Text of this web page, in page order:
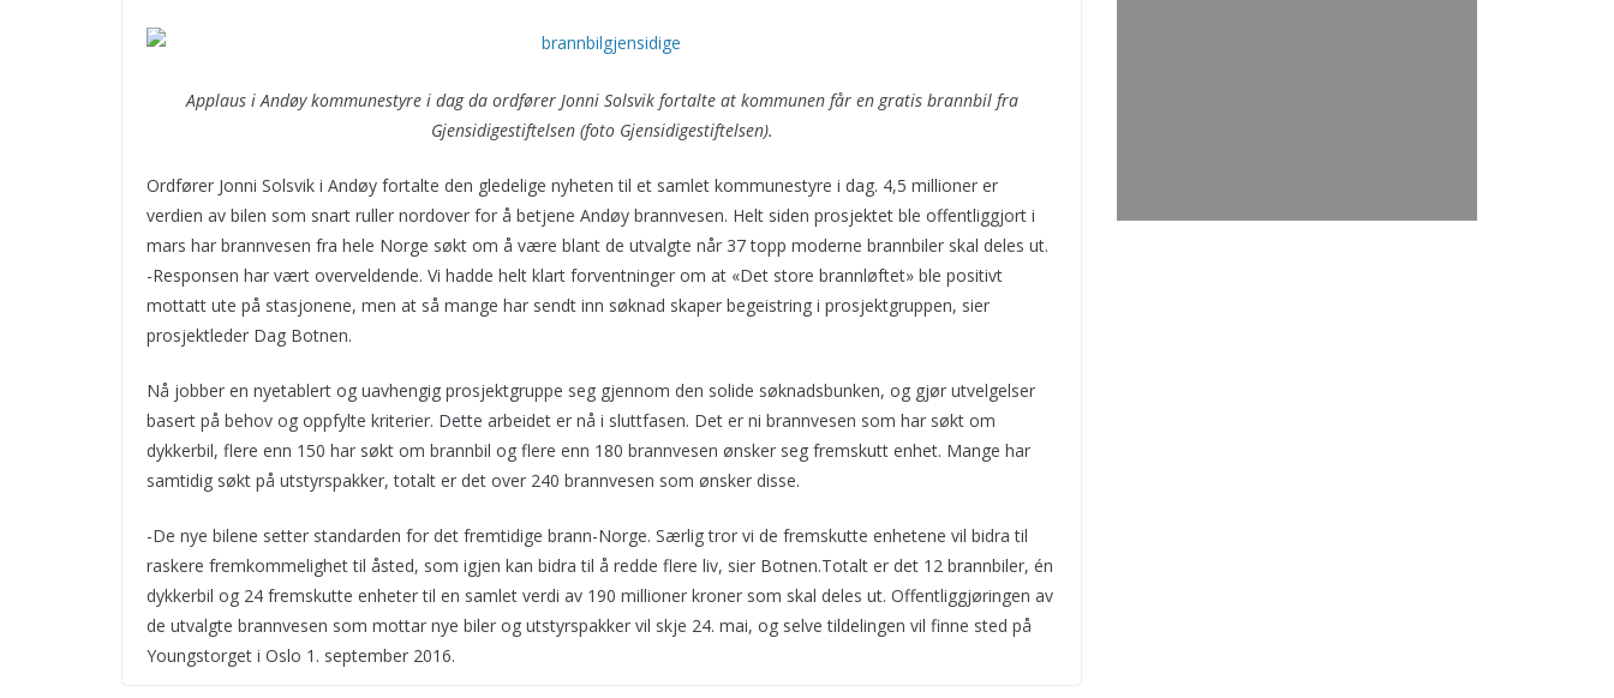
Applaus i Andøy kommunestyre i dag da ordfører Jonni Solsvik fortalte at kommunen får en gratis brannbil fra
Gjensidigestiftelsen (foto Gjensidigestiftelsen).
Ordfører Jonni Solsvik i Andøy fortalte den gledelige nyheten til et samlet kommunestyre i dag. 4,5 millioner er
verdien av bilen som snart ruller nordover for å betjene Andøy brannvesen. Helt siden prosjektet ble offentliggjort i
mars har brannvesen fra hele Norge søkt om å være blant de utvalgte når 37 topp moderne brannbiler skal deles ut.
-Responsen har vært overveldende. Vi hadde helt klart forventninger om at «Det store brannløftet» ble positivt
mottatt ute på stasjonene, men at så mange har sendt inn søknad skaper begeistring i prosjektgruppen, sier
prosjektleder Dag Botnen.
Nå jobber en nyetablert og uavhengig prosjektgruppe seg gjennom den solide søknadsbunken, og gjør utvelgelser
basert på behov og oppfylte kriterier. Dette arbeidet er nå i sluttfasen. Det er ni brannvesen som har søkt om
dykkerbil, flere enn 150 har søkt om brannbil og flere enn 180 brannvesen ønsker seg fremskutt enhet. Mange har
samtidig søkt på utstyrspakker, totalt er det over 240 brannvesen som ønsker disse.
-De nye bilene setter standarden for det fremtidige brann-Norge. Særlig tror vi de fremskutte enhetene vil bidra til
raskere fremkommelighet til åsted, som igjen kan bidra til å redde flere liv, sier Botnen.Totalt er det 12 brannbiler, én
dykkerbil og 24 fremskutte enheter til en samlet verdi av 190 millioner kroner som skal deles ut. Offentliggjøringen av
de utvalgte brannvesen som mottar nye biler og utstyrspakker vil skje 24. mai, og selve tildelingen vil finne sted på
Youngstorget i Oslo 1. september 2016.